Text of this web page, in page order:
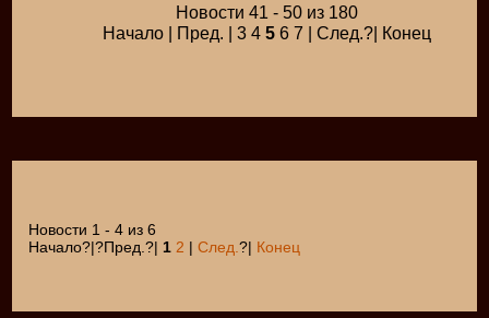
Новости 41 - 50 из 180
Начало | Пред. | 3 4 56 7 | След.?| Конец
Новости 1 - 4 из 6
Начало?|?Пред.?| 1 2 |След.?| Конец